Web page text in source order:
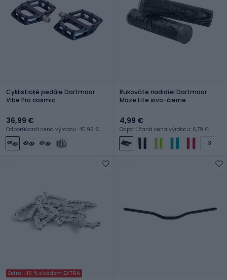
Cyklistické pedále Dartmoor
Vibe Pro cosmic
36,99 €
Odporúčaná cena výrobcu: 45,99 €
Rukoväte riadidiel Dartmoor
Maze Lite sivo-čierne
4,99 €
Odporúčaná cena výrobcu: 6,79 €
+ 3
Extra -10 % s kódom EXTRA